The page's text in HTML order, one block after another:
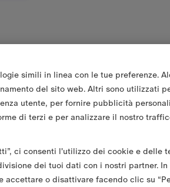
simili in linea con le tue preferenze.
del sito web. Altri sono utilizzati
utente, per fornire pubblicità
di terzi e per analizzare il nostro
ci consenti l'utilizzo dei cookie e delle
dei tuoi dati con i nostri partner.
o disattivare facendo clic su